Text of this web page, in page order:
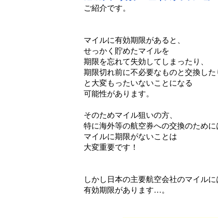
ご紹介です。
マイルに有効期限があると、
せっかく貯めたマイルを
期限を忘れて失効してしまったり、
期限切れ前に不必要なものと交換した
と大変もったいないことになる
可能性があります。
そのためマイル狙いの方、
特に海外等の航空券への交換のために
マイルに期限がないことは
大変重要です！
しかし日本の主要航空会社のマイルに
有効期限があります…。